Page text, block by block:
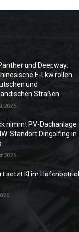
und Deepway:
E-Lkw rollen
und
Straßen
2026
nimmt PV-Dachanlage
Standort Dingolfing in
2026
setzt KI im